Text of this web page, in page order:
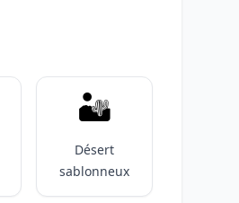
🏜️
Désert
sablonneux